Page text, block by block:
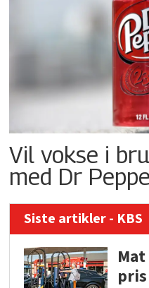
Vil vokse i
med Dr
Siste artikler - KBS